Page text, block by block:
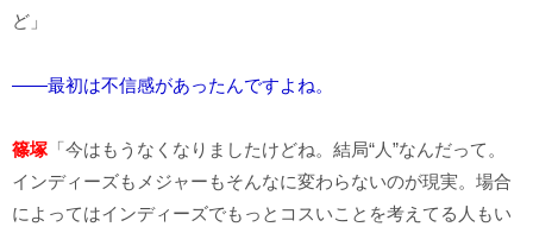
ど」
――最初は不信感があったんですよね。
篠塚 「今はもうなくなりましたけどね。結局“人”なんだって。
インディーズもメジャーもそんなに変わらないのが現実。場合
によってはインディーズでもっとコスいことを考えてる人もい